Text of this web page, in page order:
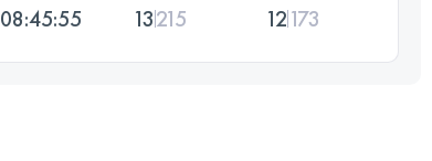
08:45:55 13215 12173